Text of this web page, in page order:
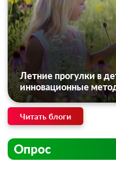
Летние прогулки в
инновационные
Читать блоги
Опрос